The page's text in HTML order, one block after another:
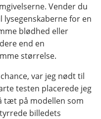
Vender du
for en
blødhed eller
end en
størrelse.
var jeg nødt til
testen placerede jeg
tæt på modellen som
billedets